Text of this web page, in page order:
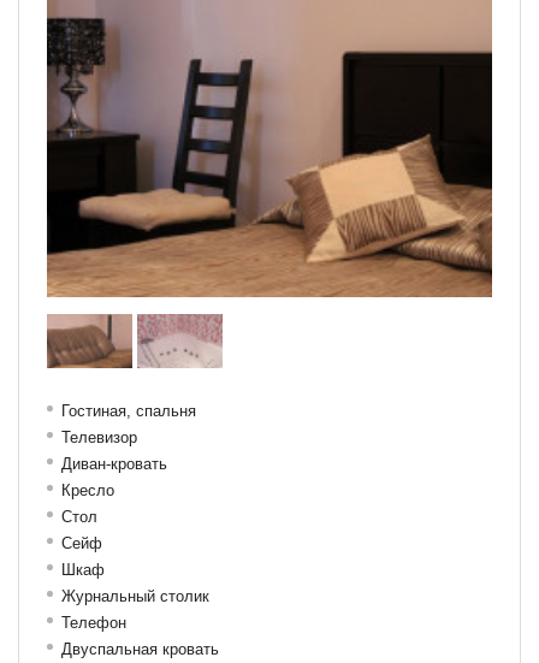
Гостиная, спальня
Телевизор
Диван-кровать
Кресло
Стол
Сейф
Шкаф
Журнальный столик
Телефон
Двуспальная кровать